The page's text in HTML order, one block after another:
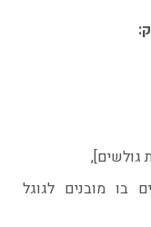
גולשים],
בו מובנים לגוגל